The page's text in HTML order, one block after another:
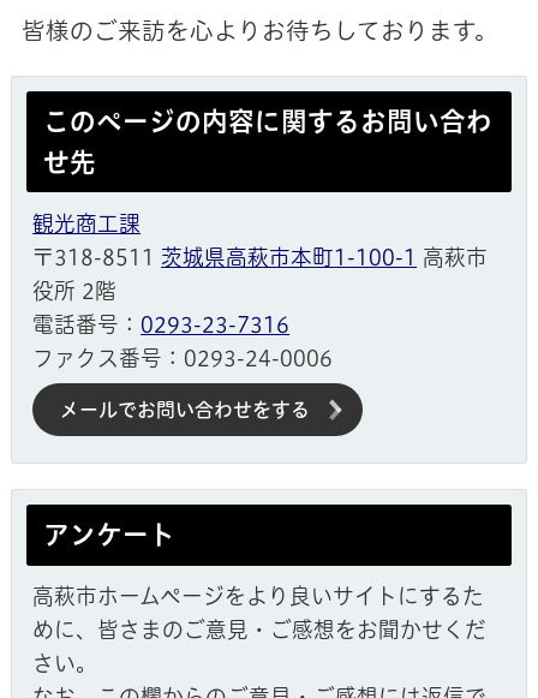
皆様のご来訪を心よりお待ちしております。
このページの内容に関するお問い合わ
せ先
観光商工課
〒318-8511 茨城県高萩市本町1-100-1 高萩市
役所 2階
電話番号： 0293-23-7316
ファクス番号：0293-24-0006
メールでお問い合わせをする
アンケート
高萩市ホームページをより良いサイトにするた
めに、皆さまのご意見・ご感想をお聞かせくだ
さい。